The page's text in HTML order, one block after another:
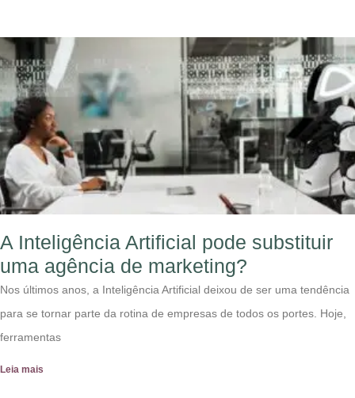
A Inteligência Artificial pode substituir
uma agência de marketing?
Nos últimos anos, a Inteligência Artificial deixou de ser uma tendência
para se tornar parte da rotina de empresas de todos os portes. Hoje,
ferramentas
Leia mais